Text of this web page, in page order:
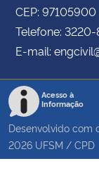
CEP: 97105900
Telefone:
E-mail:
Acesso à
Informação
Desenvolvido com
2026 UFSM / CPD